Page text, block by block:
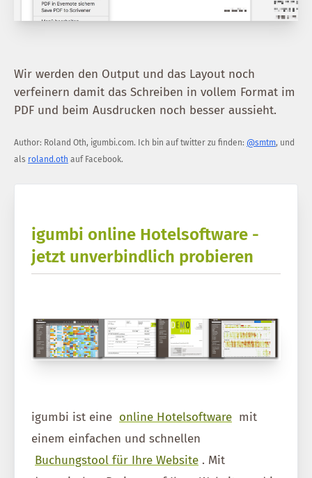
Wir werden den Output und das Layout noch
verfeinern damit das Schreiben in vollem Format im
PDF und beim Ausdrucken noch besser aussieht.
Author: Roland Oth, igumbi.com. Ich bin auf twitter zu finden: @smtm, und
als roland.oth auf Facebook.
igumbi online Hotelsoftware -
jetzt unverbindlich probieren
igumbi ist eine online Hotelsoftware mit
einem einfachen und schnellen
Buchungstool für Ihre Website . Mit